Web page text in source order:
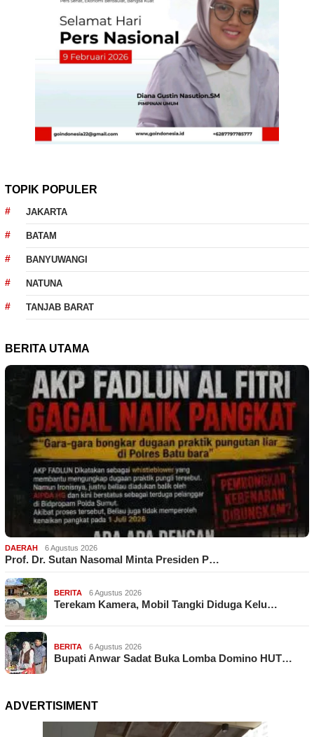
TOPIK POPULER
JAKARTA
BATAM
BANYUWANGI
NATUNA
TANJAB BARAT
BERITA UTAMA
DAERAH 6 Agustus 2026
Prof. Dr. Sutan Nasomal Minta Presiden P…
BERITA 6 Agustus 2026
Terekam Kamera, Mobil Tangki Diduga Kelu…
BERITA 6 Agustus 2026
Bupati Anwar Sadat Buka Lomba Domino HUT…
ADVERTISIMENT